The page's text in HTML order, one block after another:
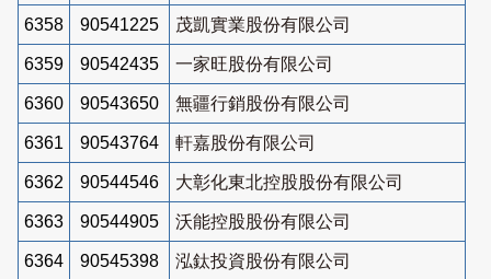
6358 90541225 茂凱實業股份有限公司
6359 90542435 一家旺股份有限公司
6360 90543650 無疆行銷股份有限公司
6361 90543764 軒嘉股份有限公司
6362 90544546 大彰化東北控股股份有限公司
6363 90544905 沃能控股股份有限公司
6364 90545398 泓鈦投資股份有限公司